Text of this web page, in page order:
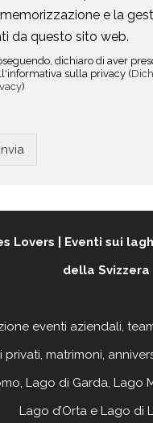
e la
da questo sito web.
dichiaro di aver
sulla privacy (
)
Invia
Lovers | Eventi sui
della Svizzera
eventi aziendali,
privati, matrimoni,
Lago di Garda, Lago
Lago d’Orta e Lago di